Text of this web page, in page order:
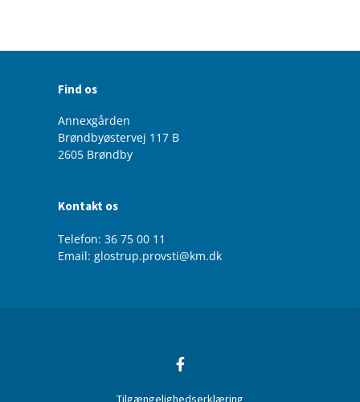
Find os
Annexgården
Brøndbyøstervej 117 B
2605 Brøndby
Kontakt os
Telefon: 36 75 00 11
Email: glostrup.provsti@km.dk
Tilgængelighedserklæring